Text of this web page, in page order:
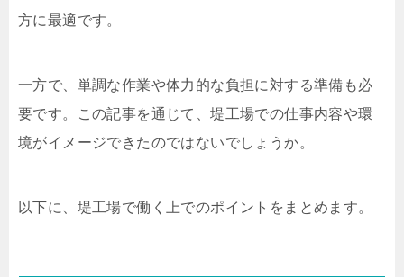
方に最適です。
一方で、単調な作業や体力的な負担に対する準備も必
要です。この記事を通じて、堤工場での仕事内容や環
境がイメージできたのではないでしょうか。
以下に、堤工場で働く上でのポイントをまとめます。